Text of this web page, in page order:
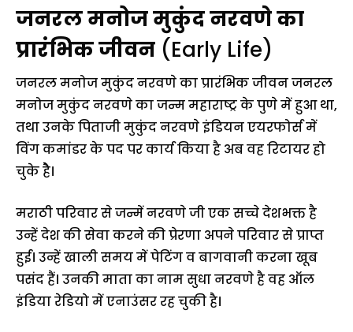
जनरल मनोज मुकुंद नरवणे का
प्रारंभिक जीवन (Early Life)
जनरल मनोज मुकुंद नरवणे का प्रारंभिक जीवन जनरल
मनोज मुकुंद नरवणे का जन्म महाराष्ट्र के पुणे में हुआ था,
तथा उनके पिताजी मुकुंद नरवणे इंडियन एयरफोर्स में
विंग कमांडर के पद पर कार्य किया है अब वह रिटायर हो
चुके हैे।
मराठी परिवार से जन्में नरवणे जी एक सच्चे देशभक्त है
उन्हें देश की सेवा करने की प्रेरणा अपने परिवार से प्राप्त
हुई। उन्हें खाली समय में पेटिंग व बागवानी करना खूब
पसंद हैं। उनकी माता का नाम सुधा नरवणे है वह ऑल
इंडिया रेडियो में एनाउंसर रह चुकी है।